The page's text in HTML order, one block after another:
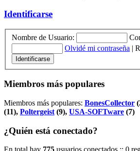
Identificarse
Nombre de Usuario:
Olvidé mi contraseña |
Miembros más populares
Miembros más populares: BonesCollector
(11), Poltergeist (9), USA-SOFTware (7)
¿Quién está conectado?